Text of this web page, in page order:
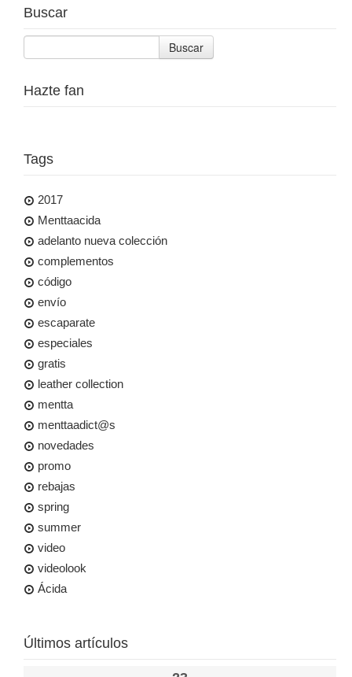
Buscar
Buscar
Hazte fan
Tags
2017
Menttaacida
adelanto nueva colección
complementos
código
envío
escaparate
especiales
gratis
leather collection
mentta
menttaadict@s
novedades
promo
rebajas
spring
summer
video
videolook
Ácida
Últimos artículos